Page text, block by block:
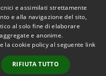
Copyright © 2026 • Comune di
Municipium•
Accesso
e assimilati strettamente
e alla navigazione del sito,
al solo fine di elaborare
e anonime.
la cookie policy al seguente link
RIFIUTA TUTTO